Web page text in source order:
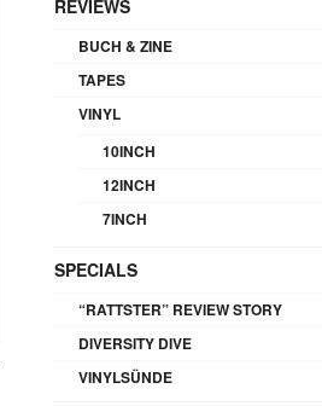
REVIEWS
BUCH & ZINE
TAPES
VINYL
10INCH
12INCH
7INCH
SPECIALS
“RATTSTER” REVIEW STORY
DIVERSITY DIVE
VINYLSÜNDE